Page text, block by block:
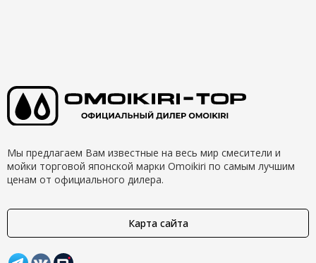
Мы предлагаем Вам известные на весь мир смесители и
мойки торговой японской марки Omoikiri по самым лучшим
ценам от официального дилера.
Карта сайта